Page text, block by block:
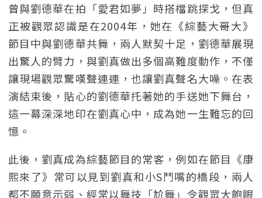
曾與劉德華在拍「愛君如夢」時搭檔跳探戈，但真
正被觀眾認識是在2004年，她在《綜藝大哥大》
節目中與劉德華共舞，兩人默契十足，劉德華展現
出驚人的臂力，與劉真做出多個高難度動作，不僅
讓現場觀眾驚嘆聲連連，也讓劉真聲名大噪。在表
演結束後，貼心的劉德華托著她的手送她下舞台，
這一幕深深地印在劉真心中，成為她一生難忘的回
憶。
此後，劉真成為綜藝節目的常客，例如在節目《康
熙來了》常可以見到劉真和小S鬥嘴的橋段，兩人
都不願意示弱、經常以舞技「尬舞」令觀眾大飽眼